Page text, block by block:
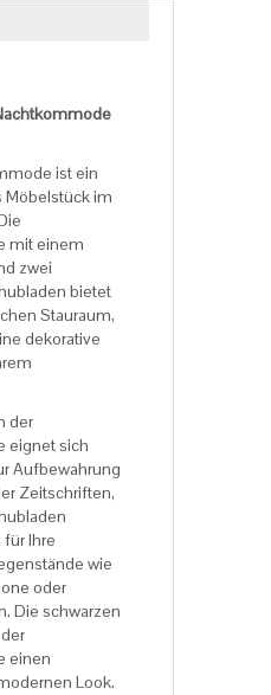
ist ein
Möbelstück im
mit einem
zwei
bietet
Stauraum,
dekorative
der
eignet sich
Aufbewahrung
Zeitschriften,
Ihre
wie
oder
Die schwarzen
einen
Look.